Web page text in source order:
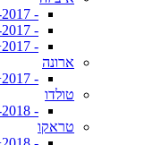
- 2009-2017
- 2009-2017 (3 דלתות)
- 2017+
ארונה
- 2017+
טולדו
- 2012-2018
טראקו